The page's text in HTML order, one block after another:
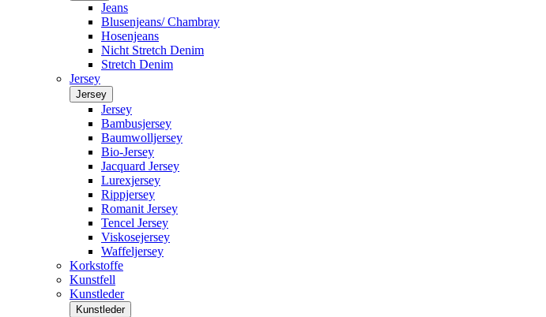
Jeans
Blusenjeans/ Chambray
Hosenjeans
Nicht Stretch Denim
Stretch Denim
Jersey
Jersey
Jersey
Bambusjersey
Baumwolljersey
Bio-Jersey
Jacquard Jersey
Lurexjersey
Rippjersey
Romanit Jersey
Tencel Jersey
Viskosejersey
Waffeljersey
Korkstoffe
Kunstfell
Kunstleder
Kunstleder